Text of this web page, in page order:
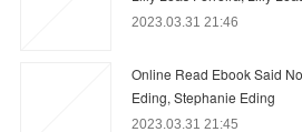
2023.03.31 21:46
Online Read Ebook Said
Eding, Stephanie Eding
2023.03.31 21:45